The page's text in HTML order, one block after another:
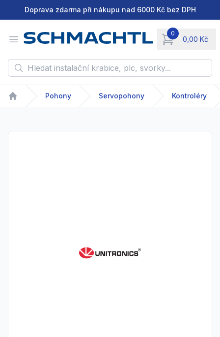
Doprava zdarma při nákupu nad 6000 Kč bez DPH
Open menu
0
0,00 Kč
items in cart,
Hledat instalační krabice, plc, svorky...
Home
Pohony Servopohony Kontroléry